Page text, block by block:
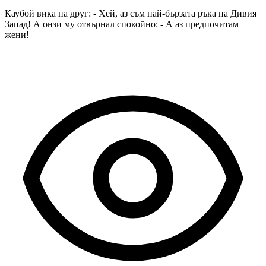
Каубой вика на друг: - Хей, аз съм най-бързата ръка на Дивия
Запад! А онзи му отвърнал спокойно: - А аз предпочитам
жени!